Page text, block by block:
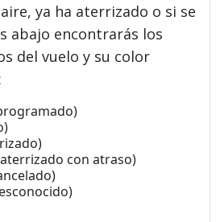
ya ha aterrizado o si se
abajo encontrarás los
del vuelo y su color
con atraso)